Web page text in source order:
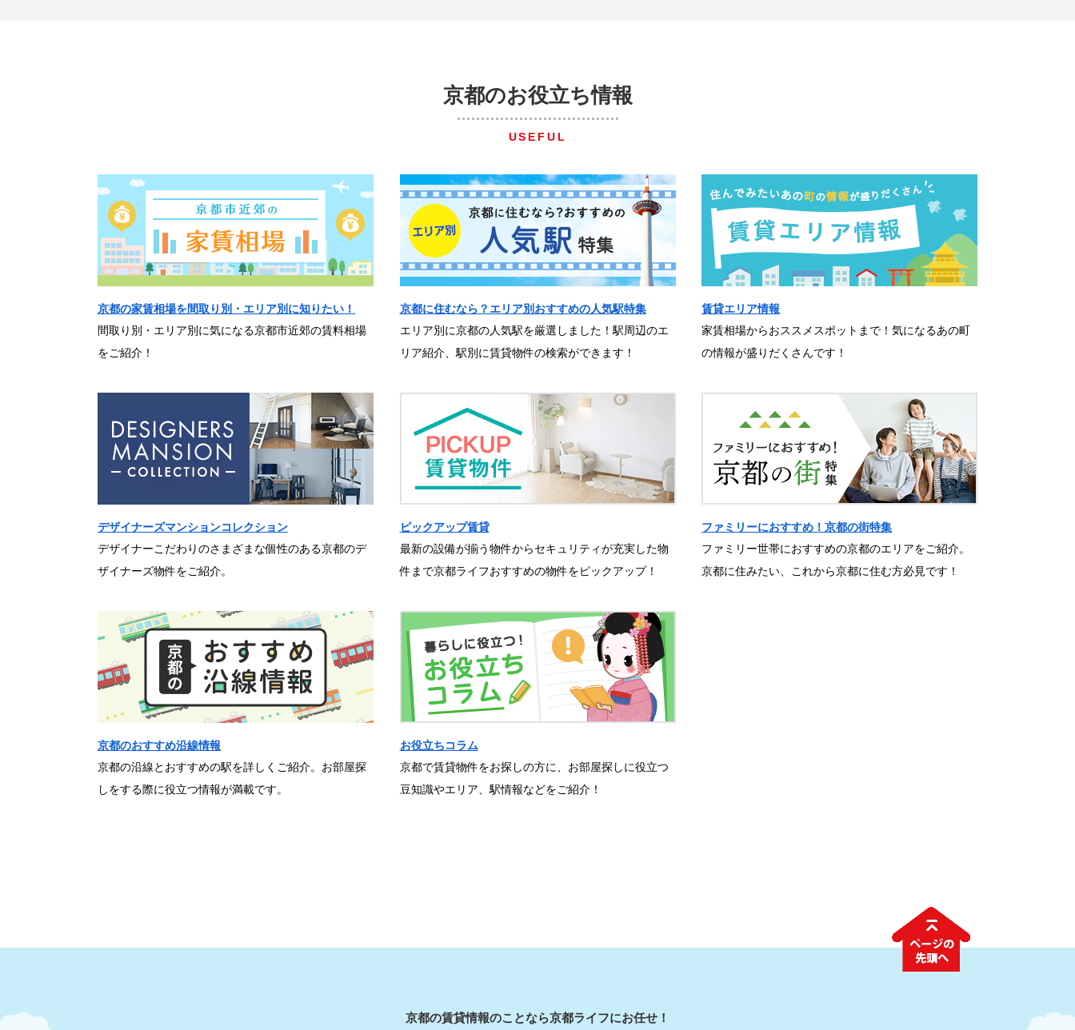
京都のお役立ち情報
USEFUL
京都の家賃相場を間取り別・エリア別に知りたい！
間取り別・エリア別に気になる京都市近郊の賃料相場
をご紹介！
京都に住むなら？エリア別おすすめの人気駅特集
エリア別に京都の人気駅を厳選しました！駅周辺のエ
リア紹介、駅別に賃貸物件の検索ができます！
賃貸エリア情報
家賃相場からおススメスポットまで！気になるあの町
の情報が盛りだくさんです！
デザイナーズマンションコレクション
デザイナーこだわりのさまざまな個性のある京都のデ
ザイナーズ物件をご紹介。
ピックアップ賃貸
最新の設備が揃う物件からセキュリティが充実した物
件まで京都ライフおすすめの物件をピックアップ！
ファミリーにおすすめ！京都の街特集
ファミリー世帯におすすめの京都のエリアをご紹介。
京都に住みたい、これから京都に住む方必見です！
京都のおすすめ沿線情報
京都の沿線とおすすめの駅を詳しくご紹介。お部屋探
しをする際に役立つ情報が満載です。
お役立ちコラム
京都で賃貸物件をお探しの方に、お部屋探しに役立つ
豆知識やエリア、駅情報などをご紹介！
京都の賃貸情報のことなら京都ライフにお任せ！